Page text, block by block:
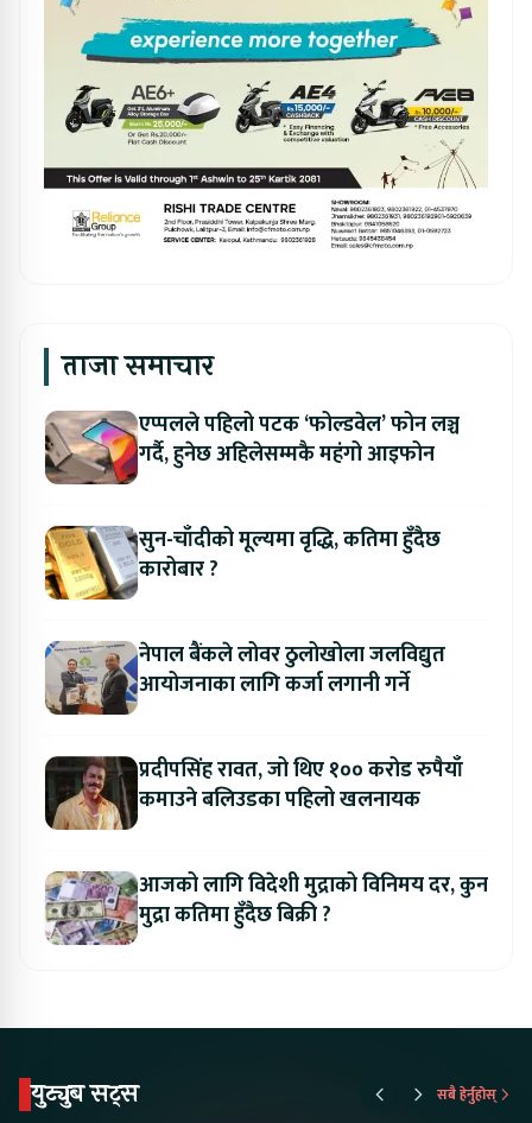
ताजा समाचार
एप्पलले पहिलो पटक ‘फोल्डवेल’ फोन लञ्च
गर्दै, हुनेछ अहिलेसम्मकै महंगो आइफोन
सुन-चाँदीको मूल्यमा वृद्धि, कतिमा हुँदैछ
कारोबार ?
नेपाल बैंकले लोवर ठुलोखोला जलविद्युत
आयोजनाका लागि कर्जा लगानी गर्ने
प्रदीपसिंह रावत, जो थिए १०० करोड रुपैयाँ
कमाउने बलिउडका पहिलो खलनायक
आजको लागि विदेशी मुद्राको विनिमय दर, कुन
मुद्रा कतिमा हुँदैछ बिक्री ?
युट्युब सट्स सबै हेर्नुहोस्